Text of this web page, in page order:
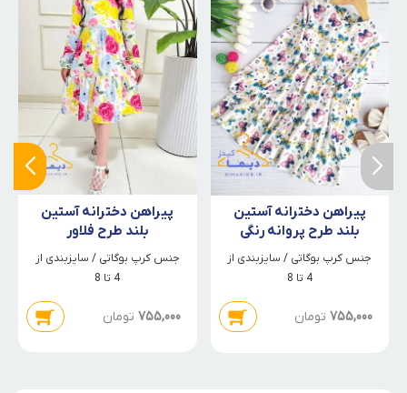
پیراهن دخترانه آستین
بلند طرح پروانه رنگی
جنس کرپ بوگاتی / سایزبندی از
4 تا 8
755,000 تومان
پیراهن دخترانه آستین
بلند طرح فلاور
جنس کرپ بوگاتی / سایزبندی از
4 تا 8
755,000 تومان